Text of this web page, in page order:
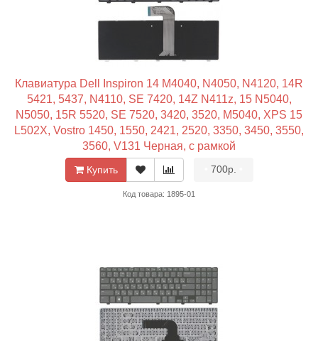
Клавиатура Dell Inspiron 14 M4040, N4050, N4120, 14R
5421, 5437, N4110, SE 7420, 14Z N411z, 15 N5040,
N5050, 15R 5520, SE 7520, 3420, 3520, M5040, XPS 15
L502X, Vostro 1450, 1550, 2421, 2520, 3350, 3450, 3550,
3560, V131 Черная, с рамкой
Купить 700р.
Код товара: 1895-01